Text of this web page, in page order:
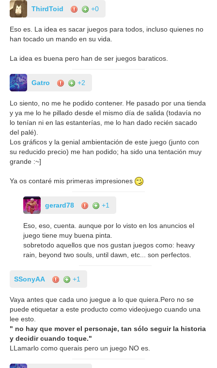
ThirdToid +0
Eso es. La idea es sacar juegos para todos, incluso quienes no
han tocado un mando en su vida.
La idea es buena pero han de ser juegos baraticos.
Gatro +2
Lo siento, no me he podido contener. He pasado por una tienda
y ya me lo he pillado desde el mismo día de salida (todavía no
lo tenían ni en las estanterías, me lo han dado recién sacado
del palé).
Los gráficos y la genial ambientación de este juego (junto con
su reducido precio) me han podido; ha sido una tentación muy
grande :~]
Ya os contaré mis primeras impresiones
gerard78 +1
Eso, eso, cuenta. aunque por lo visto en los anuncios el
juego tiene muy buena pinta.
sobretodo aquellos que nos gustan juegos como: heavy
rain, beyond two souls, until dawn, etc... son perfectos.
SSonyAA +1
Vaya antes que cada uno juegue a lo que quiera.Pero no se
puede etiquetar a este producto como videojuego cuando una
lee esto.
" no hay que mover el personaje, tan sólo seguir la historia
y decidir cuando toque."
LLamarlo como querais pero un juego NO es.